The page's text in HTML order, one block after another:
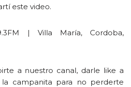
este video.
| Villa María, Cordoba,
a nuestro canal, darle like a
campanita para no perderte